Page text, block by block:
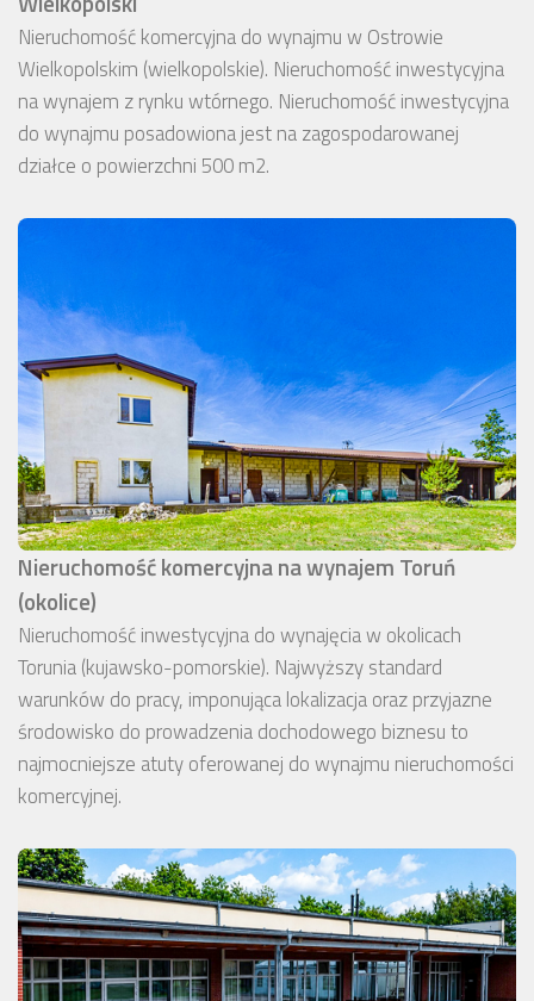
Nieruchomość komercyjna do wynajmu w Ostrowie
Wielkopolskim (wielkopolskie). Nieruchomość inwestycyjna
na wynajem z rynku wtórnego. Nieruchomość inwestycyjna
do wynajmu posadowiona jest na zagospodarowanej
działce o powierzchni 500 m2.
Nieruchomość komercyjna na wynajem Toruń
(okolice)
Nieruchomość inwestycyjna do wynajęcia w okolicach
Torunia (kujawsko-pomorskie). Najwyższy standard
warunków do pracy, imponująca lokalizacja oraz przyjazne
środowisko do prowadzenia dochodowego biznesu to
najmocniejsze atuty oferowanej do wynajmu nieruchomości
komercyjnej.